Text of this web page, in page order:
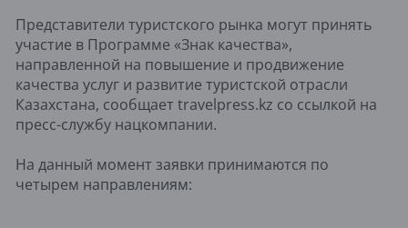
Представители туристского рынка могут принять
участие в Программе «Знак качества»,
направленной на повышение и продвижение
качества услуг и развитие туристской отрасли
Казахстана, сообщает travelpress.kz со ссылкой на
пресс-службу нацкомпании.
На данный момент заявки принимаются по
четырем направлениям: